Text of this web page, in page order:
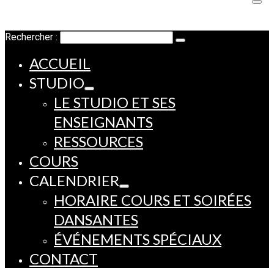
Rechercher :
ACCUEIL
STUDIO
LE STUDIO ET SES
ENSEIGNANTS
RESSOURCES
COURS
CALENDRIER
HORAIRE COURS ET SOIRÉES
DANSANTES
ÉVÉNEMENTS SPÉCIAUX
CONTACT